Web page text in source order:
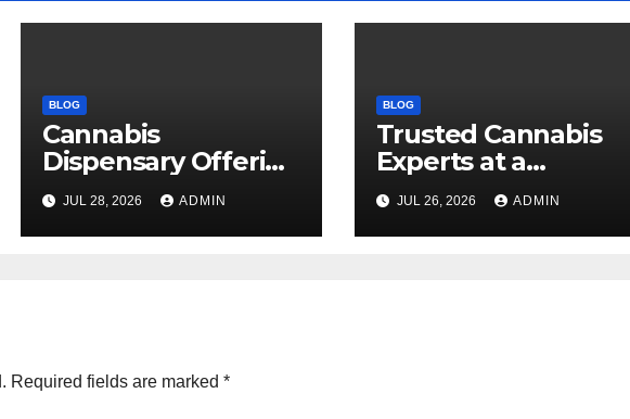
BLOG
Cannabis
Dispensary Offering
High Quality Flower
Selections
JUL 28, 2026 ADMIN
BLOG
Trusted Cannabis
Experts at a
Dispensary Near Me
JUL 26, 2026 ADMIN
Required fields are marked *